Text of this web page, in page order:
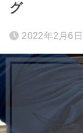
グ
2022年2月6日